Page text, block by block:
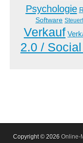
Psychologie
Software
Verkauf
2.0 /
Copyright © 2026 Online-